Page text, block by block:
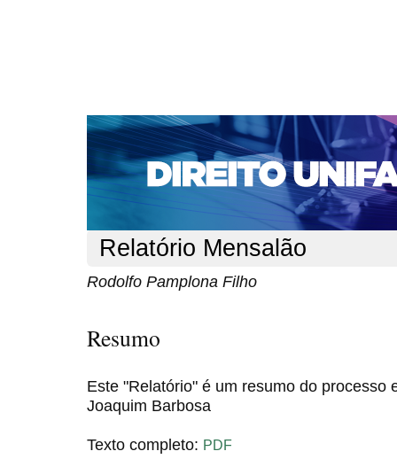
CAPA SOBRE ACESSO CADASTRO
NOTÍCIAS
EDIÇÕES DE Nº 1 A 100 WEBMAIL
Capa>n. 139 (2012) > Filho
Relatório Mensalão
Rodolfo Pamplona Filho
Resumo
Este "Relatório" é um resumo do processo
Joaquim Barbosa
Texto completo: PDF